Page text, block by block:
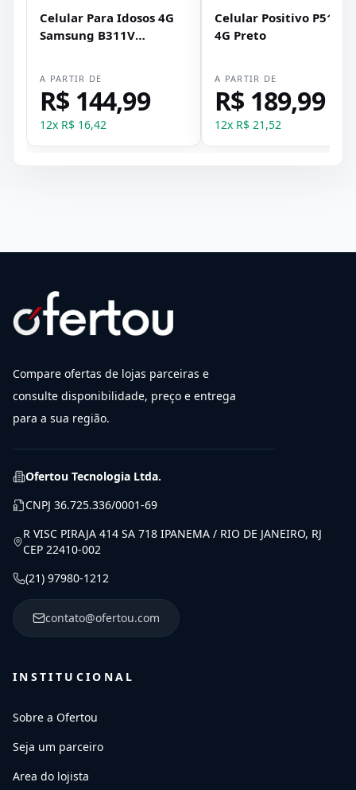
Celular Para Idosos 4G
Samsung B311V
A PARTIR DE
R$ 144,99
12x R$ 16,42
Celular Positivo P51
4G Preto
A PARTIR DE
R$ 189,99
12x R$ 21,52
Compare ofertas de lojas parceiras e
consulte disponibilidade, preço e entrega
para a sua região.
Ofertou Tecnologia Ltda.
CNPJ 36.725.336/0001-69
R VISC PIRAJA 414 SA 718 IPANEMA / RIO DE JANEIRO, RJ
CEP 22410-002
(21) 97980-1212
contato@ofertou.com
INSTITUCIONAL
Sobre a Ofertou
Seja um parceiro
Area do lojista